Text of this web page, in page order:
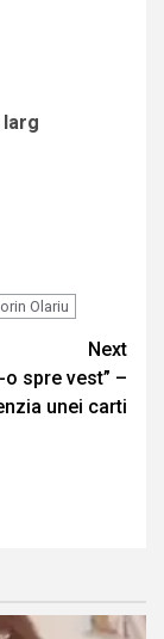
larg
Olariu
Next
o spre vest” –
unei carti